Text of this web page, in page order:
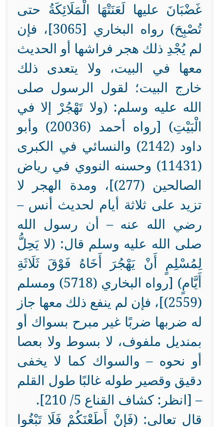
غَضْبَانَ عليها لَعَنَتْهَا الْمَلَائِكَةُ حتى
تُصْبِحَ) رواه البخاري [3065]، فإن
لم يُجْدِ ذلك هجر فراشها أو الحديث
معها في البيت، ولا يتعدى ذلك
خارج البيت؛ لقول الرسول صلى
الله عليه وسلم: (ولا تَهْجُرْ إلا في
الْبَيْتِ) [رواه أحمد (20036) وأبو
داود (2142) والنسائي في الكبرى
(11431) وحسنه النووي في رياض
الصالحين (277)]، ومدة الهجر لا
تزيد على ثلاثة أيام لحديث أنس –
رضي الله عنه – أن رسول الله
صلى الله عليه وسلم قال: (لا يَحِلُّ
لِمُسْلِمٍ أَنْ يَهْجُرَ أَخَاهُ فَوْقَ ثَلَاثَةِ
أَيَّامٍ) [رواه البخاري (5718) ومسلم
(2559)]، فإن لم ينفع ذلك معها جاز
له ضربها ضربًا غير مبرح بسواك أو
بمنديل ملفوف، لا بسوط ولا بعصا
أو نحوه – والسواك كما لا يخفى
دقيق وقصير طوله غالبًا طول القلم
– [انظر: كشاف القناع 5/
210
].
قال تعالى: (فَإِنْ أَطَعْنَكُمْ فَلَا تَبْغُوا